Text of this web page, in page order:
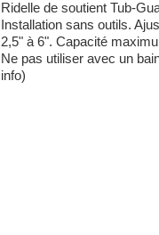
Ridelle de soutient Tub-
Installation sans outils.
2,5" à 6". Capacité
Ne pas utiliser avec un
info)